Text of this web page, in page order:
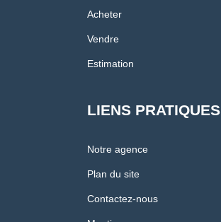
Acheter
Vendre
Estimation
LIENS PRATIQUES
Notre agence
Plan du site
Contactez-nous